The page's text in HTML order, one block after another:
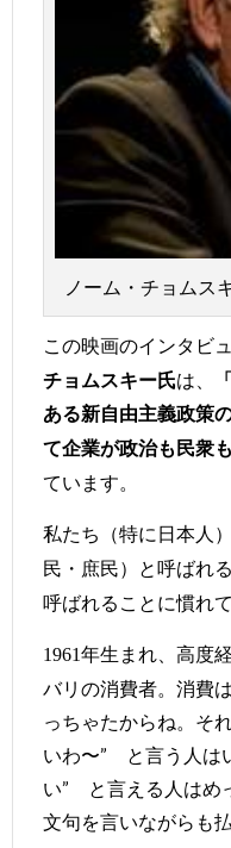
ノーム・チョムス
この映画のインタビ
チョムスキー氏は、
ある新自由主義政策
て企業が政治も民衆
ています。
私たち（特に日本人
民・庶民）と呼ばれ
呼ばれることに慣れ
1961年生まれ、高度
バリの消費者。消費
っちゃたからね。そ
いわ〜” と言う人は
い” と言える人はめ
文句を言いながらも